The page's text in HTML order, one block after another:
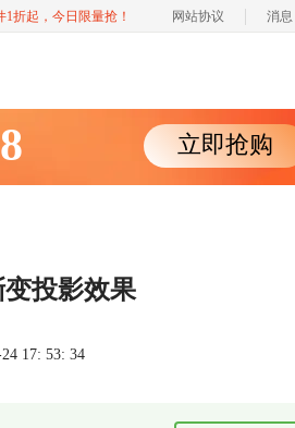
1折起，今日限量抢！ 网站协议 消息
立即抢购
投影效果
17: 53: 34